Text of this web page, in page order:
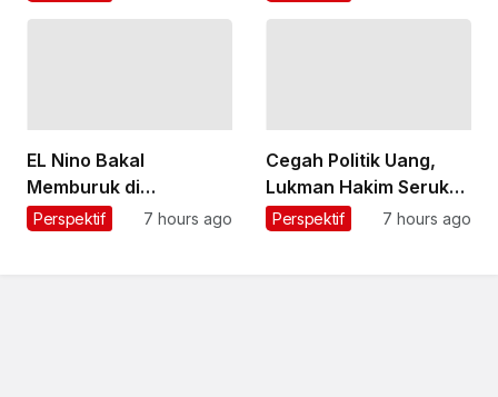
EL Nino Bakal
Memburuk di
Desember, PBB
Perspektif 7 hours ago
Cegah Politik Uang,
Lukman Hakim Serukan
Pemilihan Rais Aam
Perspektif 7 hours ago